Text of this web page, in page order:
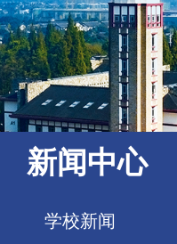
新闻中心
学校新闻